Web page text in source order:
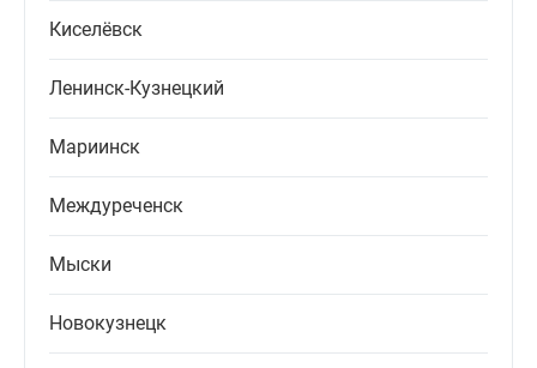
Киселёвск
Ленинск-Кузнецкий
Мариинск
Междуреченск
Мыски
Новокузнецк